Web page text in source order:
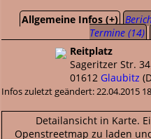
Allgemeine Infos (+)
Termine (14)
Reitplatz
Sageritzer Str. 34
01612 Glaubitz (
Infos zuletzt geändert: 22.04.2015
Detailansicht in Karte.
Openstreetmap zu laden